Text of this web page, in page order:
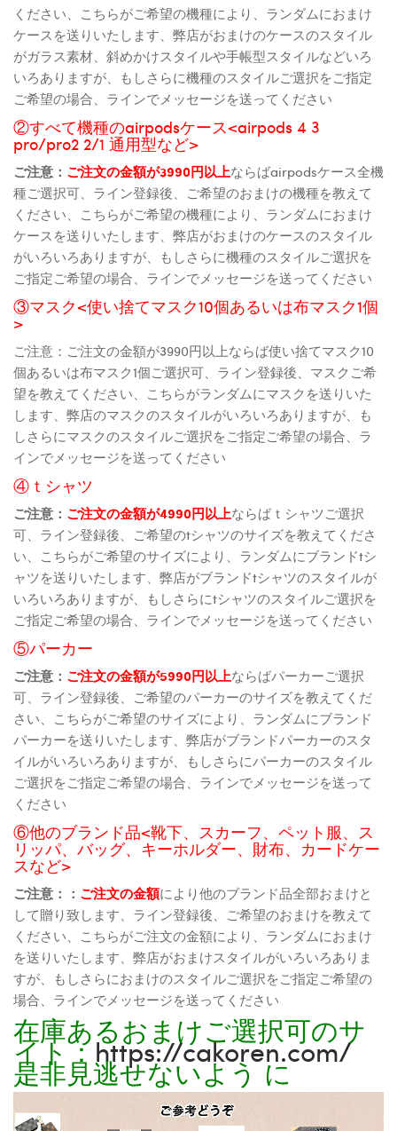
ください、こちらがご希望の機種により、ランダムにおまけ
ケースを送りいたします、弊店がおまけのケースのスタイル
がガラス素材、斜めかけスタイルや手帳型スタイルなどいろ
いろありますが、もしさらに機種のスタイルご選択をご指定
ご希望の場合、ラインでメッセージを送ってください
②すべて機種のairpodsケース<airpods 4 3
pro/pro2 2/1 通用型など>
ご注意： ご注文の金額が3990円以上ならばairpodsケース全機
種ご選択可、ライン登録後、ご希望のおまけの機種を教えて
ください、こちらがご希望の機種により、ランダムにおまけ
ケースを送りいたします、弊店がおまけのケースのスタイル
がいろいろありますが、もしさらに機種のスタイルご選択を
ご指定ご希望の場合、ラインでメッセージを送ってください
③マスク<使い捨てマスク10個あるいは布マスク1個
>
ご注意：ご注文の金額が3990円以上ならば使い捨てマスク10
個あるいは布マスク1個ご選択可、ライン登録後、マスクご希
望を教えてください、こちらがランダムにマスクを送りいた
します、弊店のマスクのスタイルがいろいろありますが、も
しさらにマスクのスタイルご選択をご指定ご希望の場合、ラ
インでメッセージを送ってください
④ｔシャツ
ご注意： ご注文の金額が4990円以上ならばｔシャツご選択
可、ライン登録後、ご希望のtシャツのサイズを教えてくださ
い、こちらがご希望のサイズにより、ランダムにブランドtシ
ャツを送りいたします、弊店がブランドtシャツのスタイルが
いろいろありますが、もしさらにtシャツのスタイルご選択を
ご指定ご希望の場合、ラインでメッセージを送ってください
⑤パーカー
ご注意： ご注文の金額が5990円以上ならばパーカーご選択
可、ライン登録後、ご希望のパーカーのサイズを教えてくだ
さい、こちらがご希望のサイズにより、ランダムにブランド
パーカーを送りいたします、弊店がブランドパーカーのスタ
イルがいろいろありますが、もしさらにパーカーのスタイル
ご選択をご指定ご希望の場合、ラインでメッセージを送って
ください
⑥他のブランド品<靴下、スカーフ、ペット服、ス
リッパ、バッグ、キーホルダー、財布、カードケー
スなど>
ご注意：： ご注文の金額により他のブランド品全部おまけと
して贈り致します、ライン登録後、ご希望のおまけを教えて
ください、こちらがご注文の金額により、ランダムにおまけ
を送りいたします、弊店がおまけスタイルがいろいろありま
すが、もしさらにおまけのスタイルご選択をご指定ご希望の
場合、ラインでメッセージを送ってください
在庫あるおまけご選択可のサ
イト：https://cakoren.com/
是非見逃せないよう に